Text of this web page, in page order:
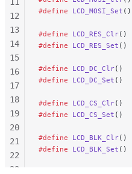
#define LCD_MOSI_Set ()
#define LCD_RES_Clr()
#define LCD_RES_Set ()
#define LCD_DC_Clr()
#define LCD_DC_Set ()
#define LCD_CS_Clr()
#define LCD_CS_Set ()
#define LCD_BLK_Clr()
#define LCD_BLK_Set ()
12
13
14
15
16
17
18
19
20
21
22
23